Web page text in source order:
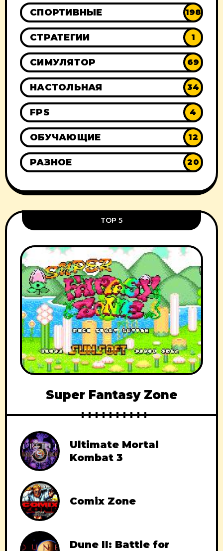
СПОРТИВНЫЕ 198
СТРАТЕГИИ 1
СИМУЛЯТОР 69
НАСТОЛЬНАЯ 34
FPS 4
ОБУЧАЮЩИЕ 12
РАЗНОЕ 20
TOP 5
Super Fantasy Zone
Ultimate Mortal
Kombat 3
Comix Zone
Dune II: Battle for